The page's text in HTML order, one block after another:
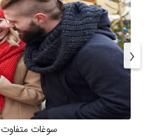
سوغات متفاوت
‹